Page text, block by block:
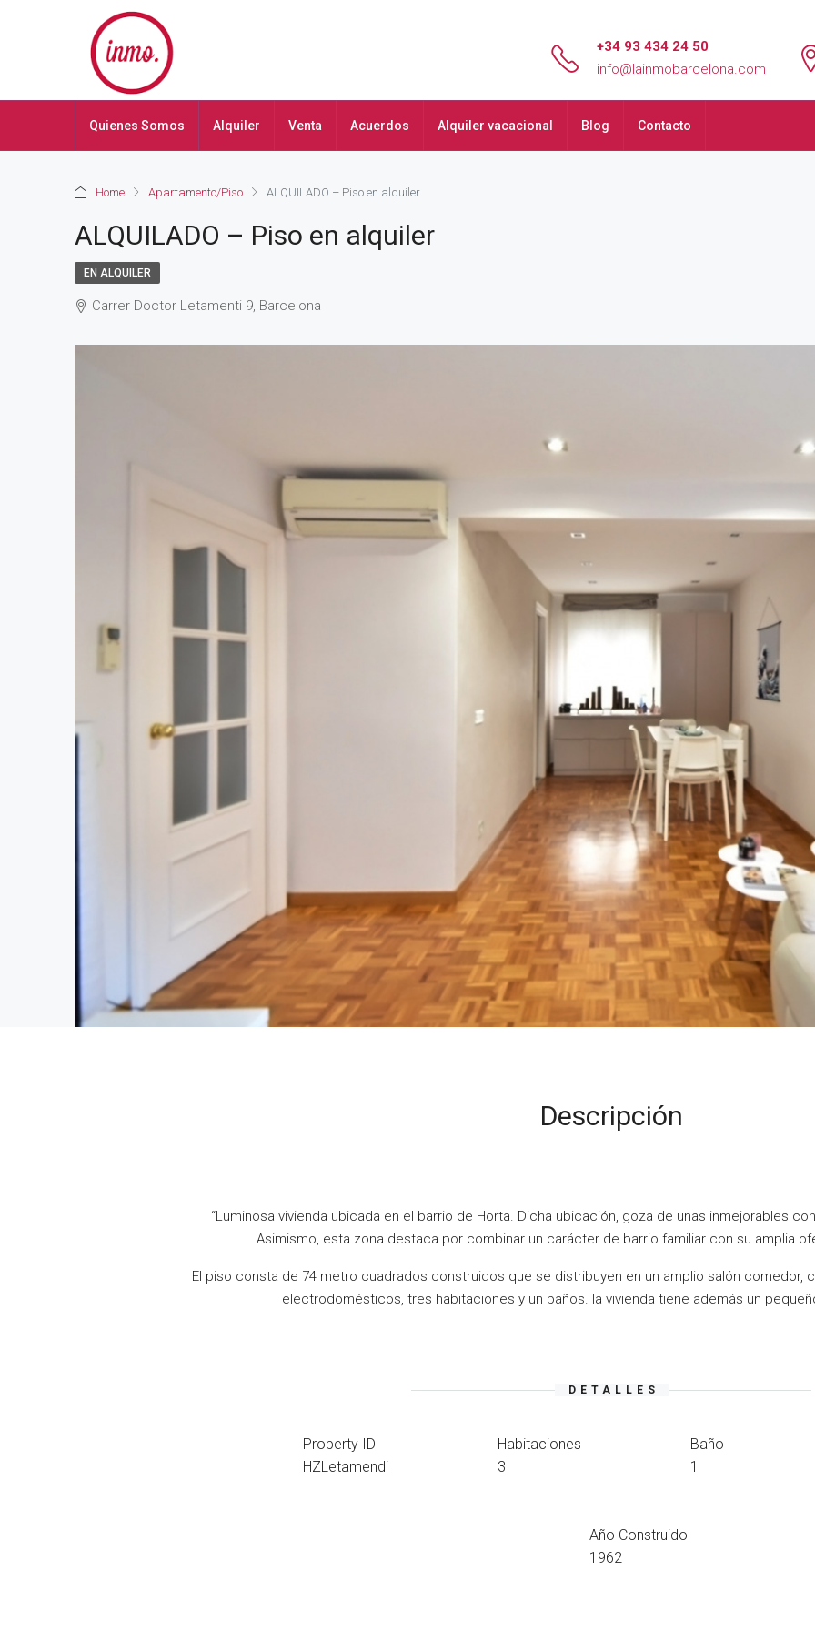
+34 93 434 24 50
info@lainmobarcelona.com
Quienes Somos Alquiler Venta Acuerdos Alquiler vacacional Blog Contacto
Home Apartamento/Piso ALQUILADO – Piso en alquiler
ALQUILADO – Piso en alquiler
EN ALQUILER
Carrer Doctor Letamenti 9, Barcelona
Descripción
“Luminosa vivienda ubicada en el barrio de Horta. Dicha ubicación, goza de unas inmejorables
Asimismo, esta zona destaca por combinar un carácter de barrio familiar con su amplia
El piso consta de 74 metro cuadrados construidos que se distribuyen en un amplio salón comedor,
electrodomésticos, tres habitaciones y un baños. la vivienda tiene además un
DETALLES
Property ID
HZLetamendi
Habitaciones
3
Baño
1
Año Construido
1962